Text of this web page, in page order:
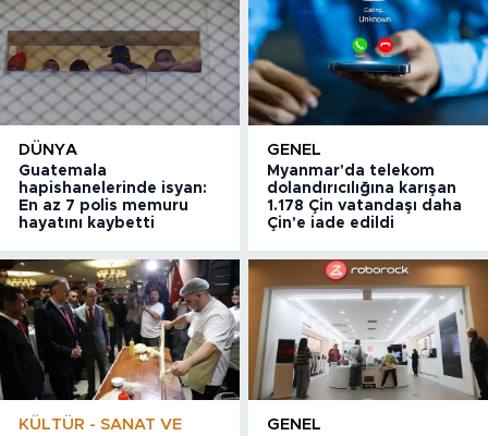
DÜNYA
Guatemala
hapishanelerinde isyan:
En az 7 polis memuru
hayatını kaybetti
GENEL
Myanmar'da telekom
dolandırıcılığına karışan
1.178 Çin vatandaşı daha
Çin'e iade edildi
KÜLTÜR - SANAT VE
GENEL